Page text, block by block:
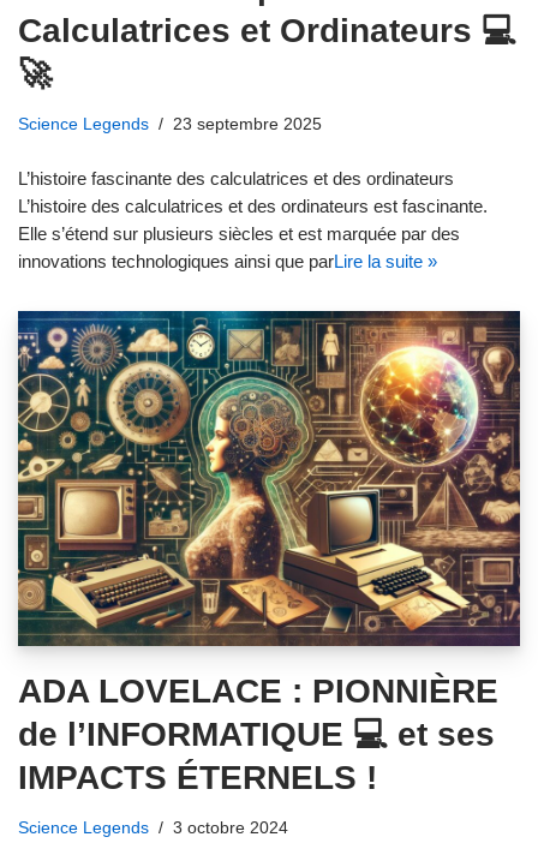
Calculatrices et Ordinateurs 💻
🚀
Science Legends 23 septembre 2025
L’histoire fascinante des calculatrices et des ordinateurs
L’histoire des calculatrices et des ordinateurs est fascinante.
Elle s’étend sur plusieurs siècles et est marquée par des
innovations technologiques ainsi que parLire la suite »
ADA LOVELACE : PIONNIÈRE
de l’INFORMATIQUE 💻 et ses
IMPACTS ÉTERNELS !
Science Legends 3 octobre 2024